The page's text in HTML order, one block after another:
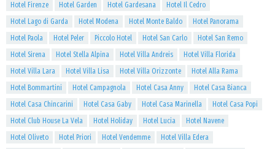
Hotel Firenze
Hotel Garden Hotel Gardesana
Hotel Il Cedro
Hotel Lago di Garda
Hotel Modena Hotel Monte Baldo
Hotel Panorama
Hotel Paola
Hotel Peler Piccolo Hotel Hotel San Carlo
Hotel San Remo
Hotel Sirena
Hotel Stella Alpina Hotel Villa Andreis
Hotel Villa Florida
Hotel Villa Lara
Hotel Villa Lisa Hotel Villa Orizzonte
Hotel Alla Rama
Hotel Bommartini
Hotel Campagnola Hotel Casa Anny
Hotel Casa Bianca
Hotel Casa Chincarini
Hotel Casa Gaby Hotel Casa Marinella
Hotel Casa Popi
Hotel Club House La Vela
Hotel Holiday Hotel Lucia
Hotel Navene
Hotel Oliveto
Hotel Priori Hotel Vendemme
Hotel Villa Edera